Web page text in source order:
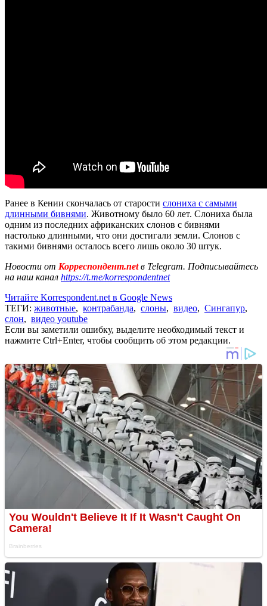
Ранее в Кении скончалась от старости слониха с самыми
длинными бивнями. Животному было 60 лет. Слониха была
одним из последних африканских слонов с бивнями
настолько длинными, что они достигали земли. Слонов с
такими бивнями осталось всего лишь около 30 штук.
Новости от Корреспондент.netв Telegram. Подписывайтесь
на наш канал https://t.me/korrespondentnet
Читайте Korrespondent.net в Google News
ТЕГИ: животные, контрабанда, слоны, видео, Сингапур,
слон, видео youtube
Если вы заметили ошибку, выделите необходимый текст и
нажмите Ctrl+Enter, чтобы сообщить об этом редакции.